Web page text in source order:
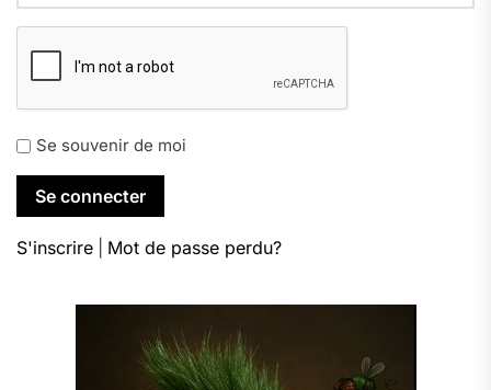
Se souvenir de moi
S'inscrire Mot de passe perdu?